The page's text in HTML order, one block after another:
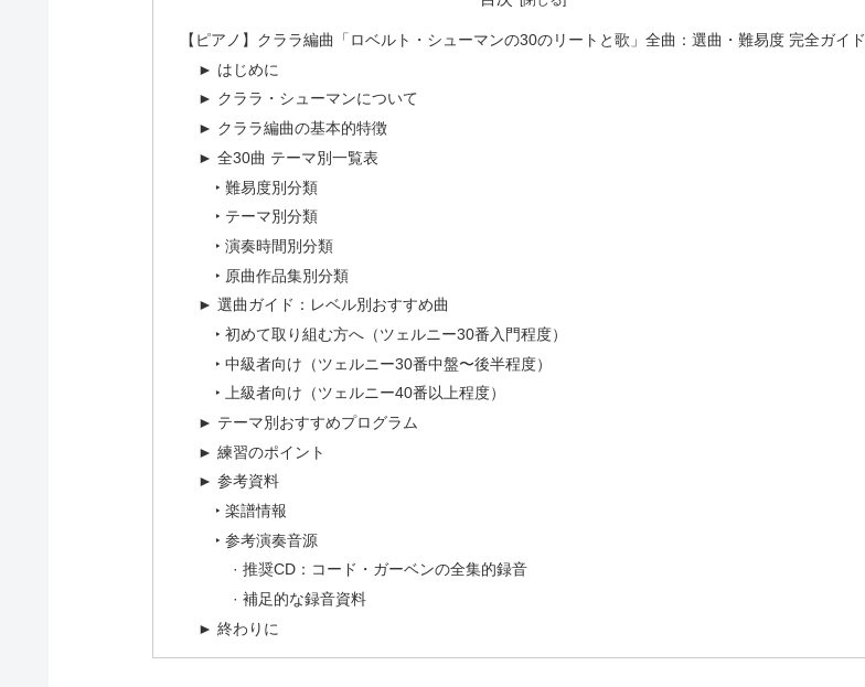
【ピアノ】クララ編曲「ロベルト・シューマンの30のリートと歌」全曲：選曲・難易度 完全ガイド
► はじめに
► クララ・シューマンについて
► クララ編曲の基本的特徴
► 全30曲 テーマ別一覧表
‣ 難易度別分類
‣ テーマ別分類
‣ 演奏時間別分類
‣ 原曲作品集別分類
► 選曲ガイド：レベル別おすすめ曲
‣ 初めて取り組む方へ（ツェルニー30番入門程度）
‣ 中級者向け（ツェルニー30番中盤〜後半程度）
‣ 上級者向け（ツェルニー40番以上程度）
► テーマ別おすすめプログラム
► 練習のポイント
► 参考資料
‣ 楽譜情報
‣ 参考演奏音源
· 推奨CD：コード・ガーベンの全集的録音
· 補足的な録音資料
► 終わりに